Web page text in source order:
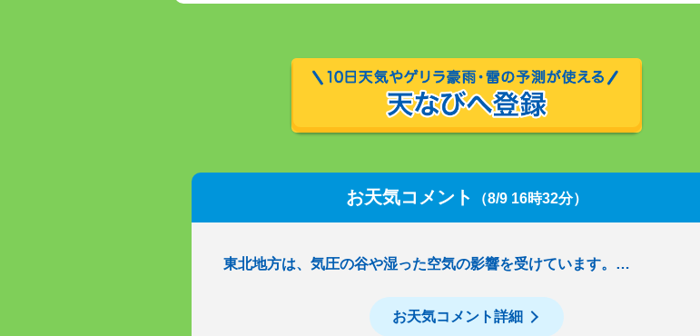
お天気コメント （8/9 16時32分）
東北地方は、気圧の谷や湿った空気の影響を受けています。…
お天気コメント詳細